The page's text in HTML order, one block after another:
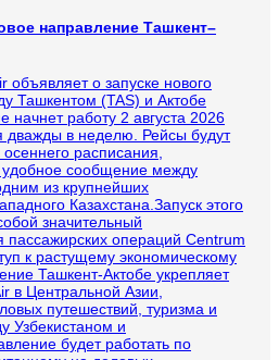
направление Ташкент–
о запуске нового
Ташкентом (TAS) и Актобе
начнет работу 2 августа 2026
дважды в неделю. Рейсы будут
расписания,
сообщение между
из крупнейших
Казахстана.Запуск этого
значительный
пассажирских операций Centrum
к растущему экономическому
Ташкент-Актобе укрепляет
в Центральной Азии,
путешествий, туризма и
Узбекистаном и
будет работать по